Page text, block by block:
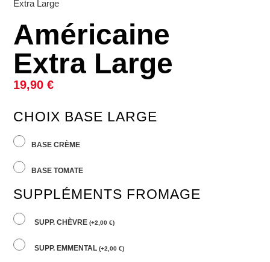
Extra Large
Américaine
Extra Large
19,90€
CHOIX BASE LARGE
BASE CRÈME
BASE TOMATE
SUPPLÉMENTS FROMAGE
SUPP. CHÈVRE(+2,00€)
SUPP. EMMENTAL(+2,00€)